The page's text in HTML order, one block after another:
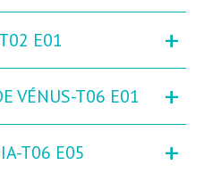
E01 +
VÉNUS-T06 E01 +
T06 E05 +